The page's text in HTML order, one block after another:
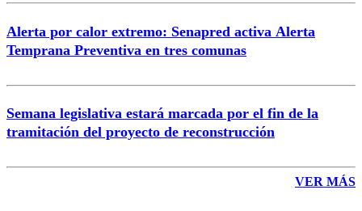
Alerta por calor extremo: Senapred activa Alerta
Temprana Preventiva en tres comunas
Semana legislativa estará marcada por el fin de la
tramitación del proyecto de reconstrucción
VER MÁS